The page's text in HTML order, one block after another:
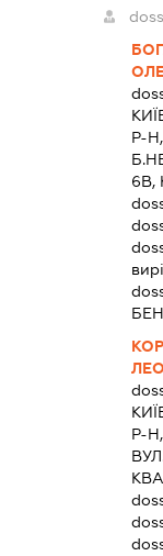
Р-
6В,
Р-